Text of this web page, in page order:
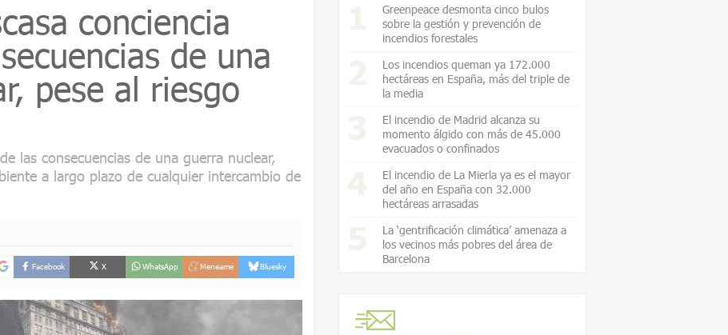
conciencia
de una
pese al riesgo
las consecuencias de una guerra nuclear,
a largo plazo de cualquier intercambio de
Facebook X WhatsApp Meneame Bluesky
Greenpeace desmonta cinco bulos
sobre la gestión y prevención de
incendios forestales
Los incendios queman ya 172.000
hectáreas en España, más del triple de
la media
El incendio de Madrid alcanza su
momento álgido con más de 45.000
evacuados o confinados
El incendio de La Mierla ya es el mayor
del año en España con 32.000
hectáreas arrasadas
La ‘gentrificación climática’ amenaza a
los vecinos más pobres del área de
Barcelona